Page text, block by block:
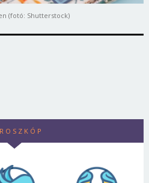
(fotó: Shutterstock)